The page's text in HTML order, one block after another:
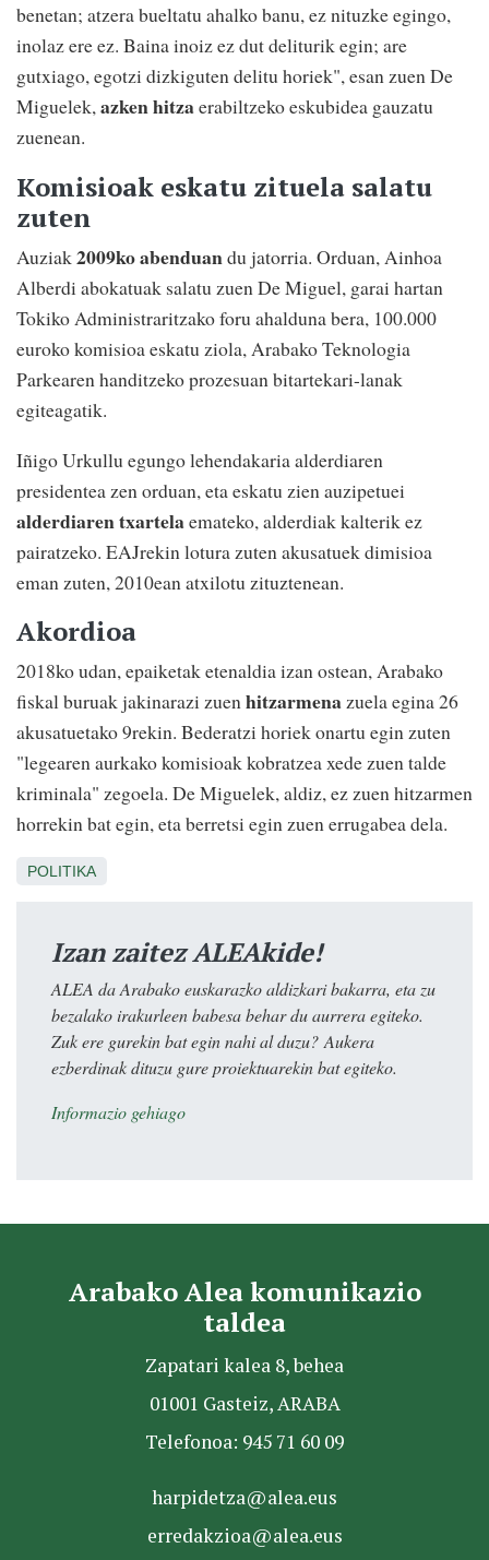
benetan; atzera bueltatu ahalko banu, ez nituzke egingo,
inolaz ere ez. Baina inoiz ez dut deliturik egin; are
gutxiago, egotzi dizkiguten delitu horiek", esan zuen De
Miguelek,azken hitzaerabiltzeko eskubidea gauzatu
zuenean.
Komisioak eskatu zituela salatu
zuten
Auziak2009ko abenduandu jatorria. Orduan, Ainhoa
Alberdi abokatuak salatu zuen De Miguel, garai hartan
Tokiko Administraritzako foru ahalduna bera, 100.000
euroko komisioa eskatu ziola, Arabako Teknologia
Parkearen handitzeko prozesuan bitartekari-lanak
egiteagatik.
Iñigo Urkullu egungo lehendakaria alderdiaren
presidentea zen orduan, eta eskatu zien auzipetuei
alderdiaren txartelaemateko, alderdiak kalterik ez
pairatzeko. EAJrekin lotura zuten akusatuek dimisioa
eman zuten, 2010ean atxilotu zituztenean.
Akordioa
2018ko udan, epaiketak etenaldia izan ostean, Arabako
fiskal buruak jakinarazi zuenhitzarmenazuela egina 26
akusatuetako 9rekin. Bederatzi horiek onartu egin zuten
"legearen aurkako komisioak kobratzea xede zuen talde
kriminala" zegoela. De Miguelek, aldiz, ez zuen hitzarmen
horrekin bat egin, eta berretsi egin zuen errugabea dela.
POLITIKA
Izan zaitez ALEAkide!
ALEA da Arabako euskarazko aldizkari bakarra, eta zu
bezalako irakurleen babesa behar du aurrera egiteko.
Zuk ere gurekin bat egin nahi al duzu? Aukera
ezberdinak dituzu gure proiektuarekin bat egiteko.
Informazio gehiago
Arabako Alea komunikazio
taldea
Zapatari kalea 8, behea
01001 Gasteiz, ARABA
Telefonoa: 945 71 60 09
harpidetza@alea.eus
erredakzioa@alea.eus